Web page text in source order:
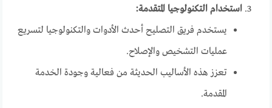
استخدام التكنولوجيا المتقدمة:
يستخدم فريق التصليح أحدث الأدوات والتكنولوجيا لتسريع
عمليات التشخيص والإصلاح.
تعزز هذه الأساليب الحديثة من فعالية وجودة الخدمة
المقدمة.